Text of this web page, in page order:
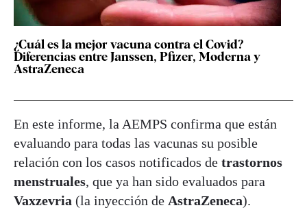
¿Cuál es la mejor vacuna contra el Covid?
Diferencias entre Janssen, Pfizer, Moderna y
AstraZeneca
En este informe, la AEMPS confirma que están
evaluando para todas las vacunas su posible
relación con los casos notificados de trastornos
menstruales, que ya han sido evaluados para
Vaxzevria (la inyección de AstraZeneca).